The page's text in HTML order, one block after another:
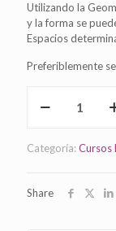
Utilizando la
y la forma se
Espacios
Preferiblemente
Feng
Mándalas
Categoría:Cursos
Share